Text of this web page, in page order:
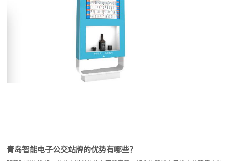
青岛智能电子公交站牌的优势有哪些？